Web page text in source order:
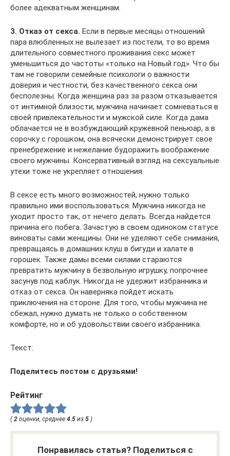
более адекватным женщинам.
3. Отказ от секса. Если в первые месяцы отношений
пара влюбленных не вылезает из постели, то во время
длительного совместного проживания секс может
уменьшиться до частоты «только на Новый год». Что бы
там не говорили семейные психологи о важности
доверия и честности, без качественного секса они
бесполезны. Когда женщина раз за разом отказывается
от интимной близости, мужчина начинает сомневаться в
своей привлекательности и мужской силе. Когда дама
облачается не в возбуждающий кружевной пеньюар, а в
сорочку с горошком, она всячески демонстрирует свое
пренебрежение и нежелание будоражить воображение
своего мужчины. Консервативный взгляд на сексуальные
утехи тоже не укрепляет отношения.
В сексе есть много возможностей, нужно только
правильно ими воспользоваться. Мужчина никогда не
уходит просто так, от нечего делать. Всегда найдется
причина его побега. Зачастую в своем одиноком статусе
виноваты сами женщины. Они не уделяют себе снимания,
превращаясь в домашних клуш в бигуди и халате в
горошек. Также дамы всеми силами стараются
превратить мужчину в безвольную игрушку, попрочнее
засунув под каблук. Никогда не удержит избранника и
отказ от секса. Он наверняка пойдет искать
приключения на стороне. Для того, чтобы мужчина не
сбежал, нужно думать не только о собственном
комфорте, но и об удовольствии своего избранника.
Текст:
Поделитесь постом с друзьями!
Рейтинг
( 2 оценки, среднее 4.5 из 5 )
Понравилась статья? Поделиться с